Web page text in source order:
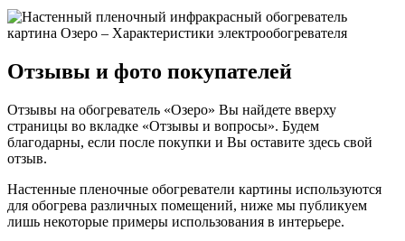
Отзывы и фото покупателей
Отзывы на обогреватель «Озеро» Вы найдете вверху
страницы во вкладке «Отзывы и вопросы». Будем
благодарны, если после покупки и Вы оставите здесь свой
отзыв.
Настенные пленочные обогреватели картины используются
для обогрева различных помещений, ниже мы публикуем
лишь некоторые примеры использования в интерьере.